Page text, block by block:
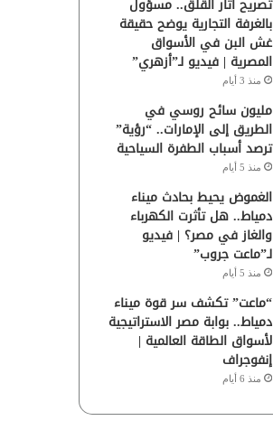
تصريح أثار القلق.. مسؤول
بالغرفة التجارية يوضح حقيقة
غش البن في الأسواق
المصرية | فيديو لـ”أزهري”
منذ 3 أيام
مليون سائح روسي في
الطريق إلى الإمارات.. “رؤية”
ترصد أسباب الطفرة السياحية
منذ 5 أيام
الغموض يحيط بحادث ميناء
دمياط.. هل تأثرت الكهرباء
والغاز في مصر؟ | فيديو
لـ”ماعت جروب”
منذ 5 أيام
“ماعت” تكشف سر قوة ميناء
دمياط.. بوابة مصر الاستراتيجية
لأسواق الطاقة العالمية |
إنفوجراف
منذ 6 أيام